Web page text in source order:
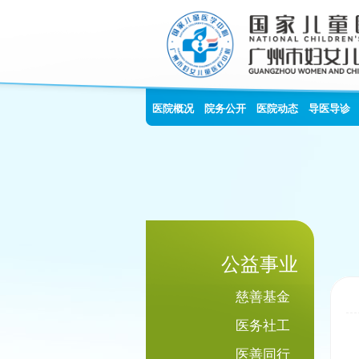
医院概况 院务公开 医院动态 导医导诊
公益事业
慈善基金
医务社工
医善同行